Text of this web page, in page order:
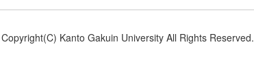
Copyright(C) Kanto Gakuin University All Rights Reserved.